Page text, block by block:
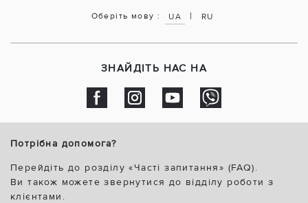
Оберіть мову : UA | RU
ЗНАЙДІТЬ НАС НА
Потрібна допомога?
Перейдіть до розділу «Часті запитання» (FAQ).
Ви також можете звернутися до відділу роботи з
клієнтами.